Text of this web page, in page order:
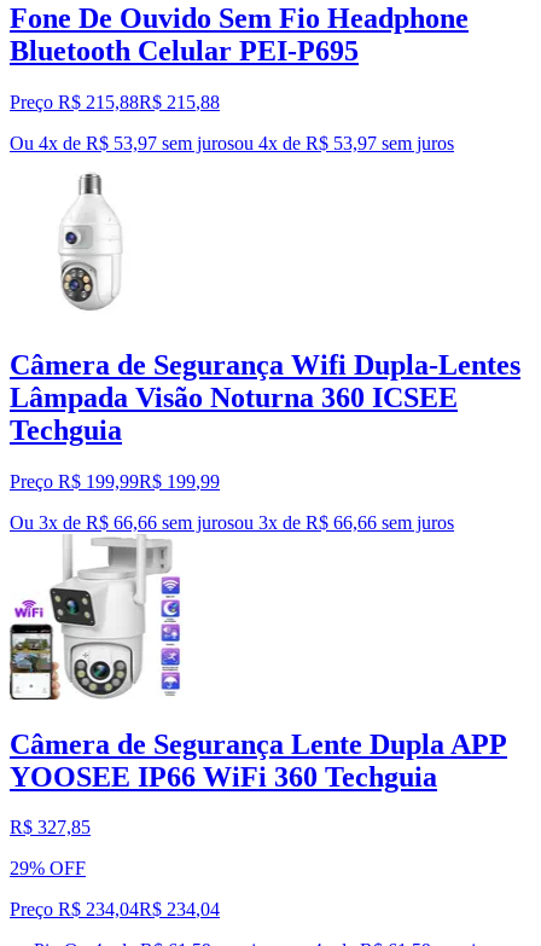
Fone De Ouvido Sem Fio Headphone
Bluetooth Celular PEI-P695
Preço R$ 215,88R$ 215,88
Ou 4x de R$ 53,97 sem jurosou 4x de R$ 53,97 sem juros
Câmera de Segurança Wifi Dupla-Lentes
Lâmpada Visão Noturna 360 ICSEE
Techguia
Preço R$ 199,99R$ 199,99
Ou 3x de R$ 66,66 sem jurosou 3x de R$ 66,66 sem juros
Câmera de Segurança Lente Dupla APP
YOOSEE IP66 WiFi 360 Techguia
R$ 327,85
29% OFF
Preço R$ 234,04R$ 234,04